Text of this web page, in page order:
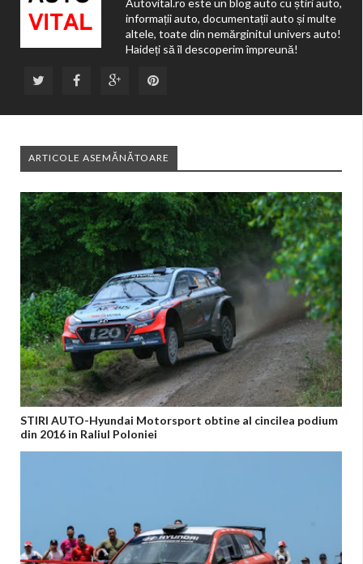
Autovital.ro este un blog auto cu știri auto,
informații auto, documentații auto și multe
altele, toate din nemărginitul univers auto!
Haideți să îl descoperim împreună!
ARTICOLE ASEMĂNĂTOARE
STIRI AUTO-Hyundai Motorsport obtine al cincilea podium
din 2016 in Raliul Poloniei